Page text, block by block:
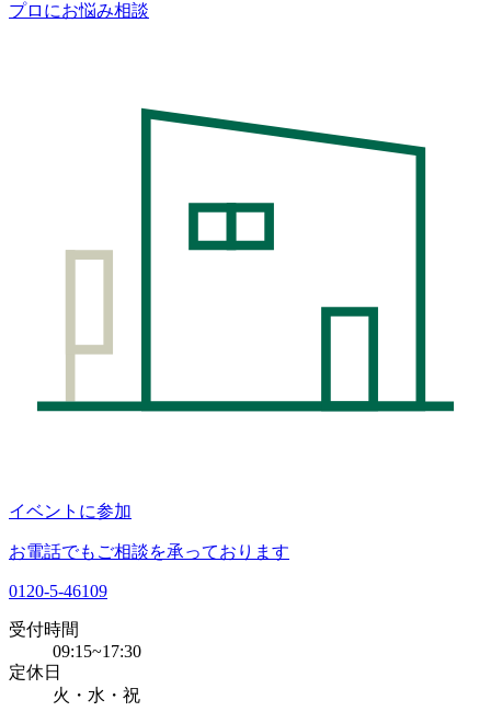
プロにお悩み相談
イベントに参加
お電話でもご相談を承っております
0120-5-46109
受付時間
09:15~17:30
定休日
火・水・祝